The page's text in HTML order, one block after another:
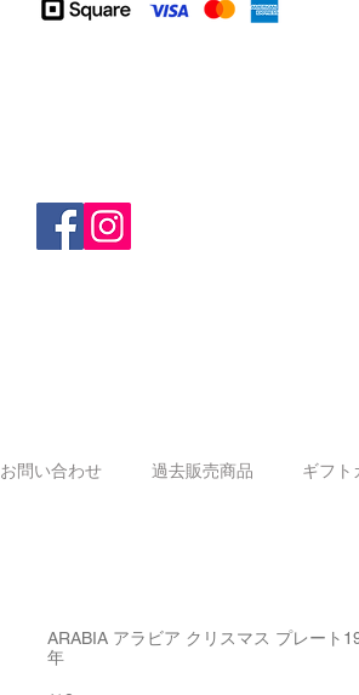
お問い合わせ 過去販売商品 ギフト
ARABIA アラビア クリスマス プレート
年